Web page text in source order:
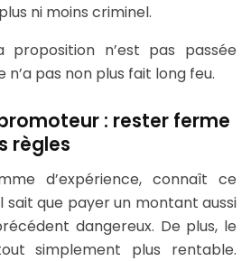
ni moins criminel.
n’est pas passée
n’a pas non plus fait long feu.
: rester ferme
règles
d’expérience, connaît ce
sait que payer un montant aussi
dangereux. De plus, le
simplement plus rentable.